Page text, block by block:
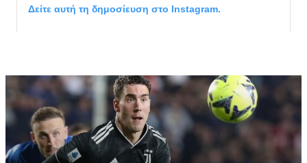
Δείτε αυτή τη δημοσίευση στο Instagram.